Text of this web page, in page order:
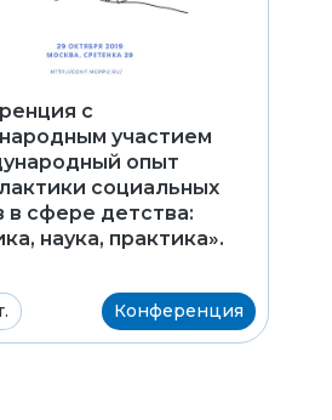
с
участием
опыт
социальных
в сфере детства:
наука, практика».
Конференция